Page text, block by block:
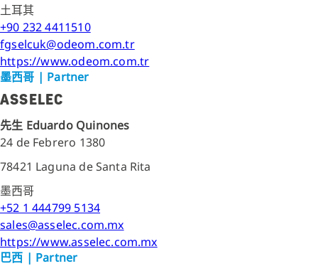
土耳其
+90 232 4411510
fgselcuk@odeom.com.tr
https://www.odeom.com.tr
墨西哥 | Partner
ASSELEC
先生 Eduardo Quinones
24 de Febrero 1380
78421 Laguna de Santa Rita
墨西哥
+52 1 444799 5134
sales@asselec.com.mx
https://www.asselec.com.mx
巴西 | Partner